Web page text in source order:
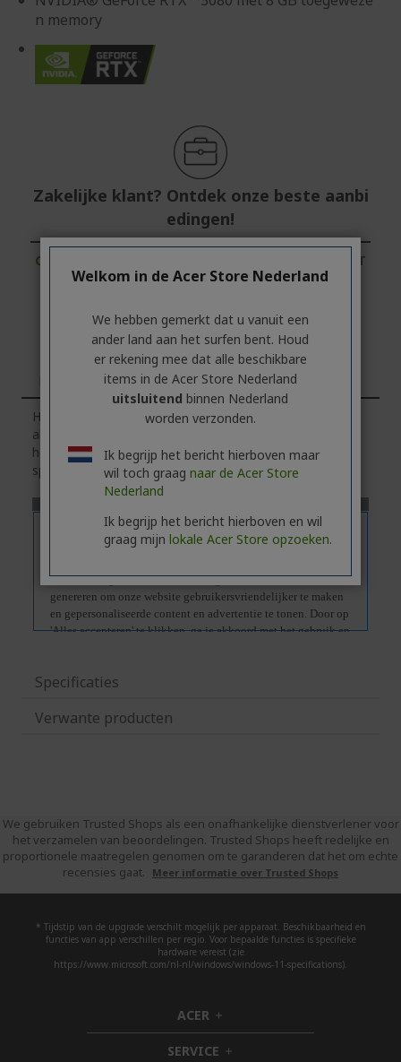
n memory
Zakelijke klant? Ontdek onze beste aanbi
edingen!
CONTACTEER ONS
MAAK EEN ZAKELIJK ACCOUNT
AAN
Kenmerken
Houd er rekening mee dat het tabblad
algemene informatie over de productserie bevat.
het tabblad 'Specificaties'voor de exacte technische
specificaties van het geselecteerde model.
Specificaties
Verwante producten
We gebruiken Trusted Shops als een onafhankelijke dienstverlener voor
het verzamelen van beoordelingen. Trusted Shops heeft redelijke en
proportionele maatregelen genomen om te garanderen dat het om echte
recensies gaat.
Meer informatie over Trusted Shops
* Tijdstip van de upgrade verschilt mogelijk per apparaat. Beschikbaarheid en
functies van app verschillen per regio. Voor bepaalde functies is specifieke
hardware vereist (zie
https://www.microsoft.com/nl-nl/windows/windows-11-specifications).
ACER h
i
d
SERVICE h
Welkom in de Acer Store Nederland
We hebben gemerkt dat u vanuit een
ander land aan het surfen bent. Houd
er rekening mee dat alle beschikbare
items in de Acer Store Nederland
uitsluitend binnen Nederland
worden verzonden.
Ik begrijp het bericht hierboven maar
wil toch graag naar de Acer Store
Nederland
Ik begrijp het bericht hierboven en wil
graag mijn lokale Acer Store opzoeken.